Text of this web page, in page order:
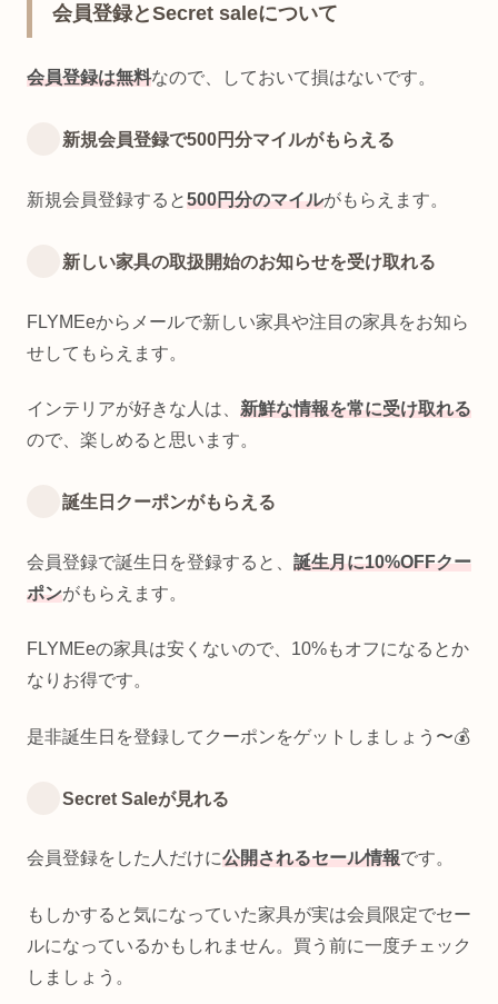
会員登録とSecret saleについて
会員登録は無料なので、しておいて損はないです。
新規会員登録で500円分マイルがもらえる
新規会員登録すると500円分のマイルがもらえます。
新しい家具の取扱開始のお知らせを受け取れる
FLYMEeからメールで新しい家具や注目の家具をお知ら
せしてもらえます。
インテリアが好きな人は、 新鮮な情報を常に受け取れる
ので、楽しめると思います。
誕生日クーポンがもらえる
会員登録で誕生日を登録すると、 誕生月に10%OFFクー
ポンがもらえます。
FLYMEeの家具は安くないので、10%もオフになるとか
なりお得です。
是非誕生日を登録してクーポンをゲットしましょう〜💰
Secret Saleが見れる
会員登録をした人だけに公開されるセール情報です。
もしかすると気になっていた家具が実は会員限定でセー
ルになっているかもしれません。買う前に一度チェック
しましょう。